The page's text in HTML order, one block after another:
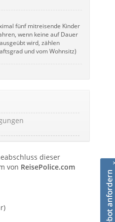
fünf mitreisende Kinder
wenn keine auf Dauer
wird, zählen
und vom Wohnsitz)
dieser
von ReisePolice.com